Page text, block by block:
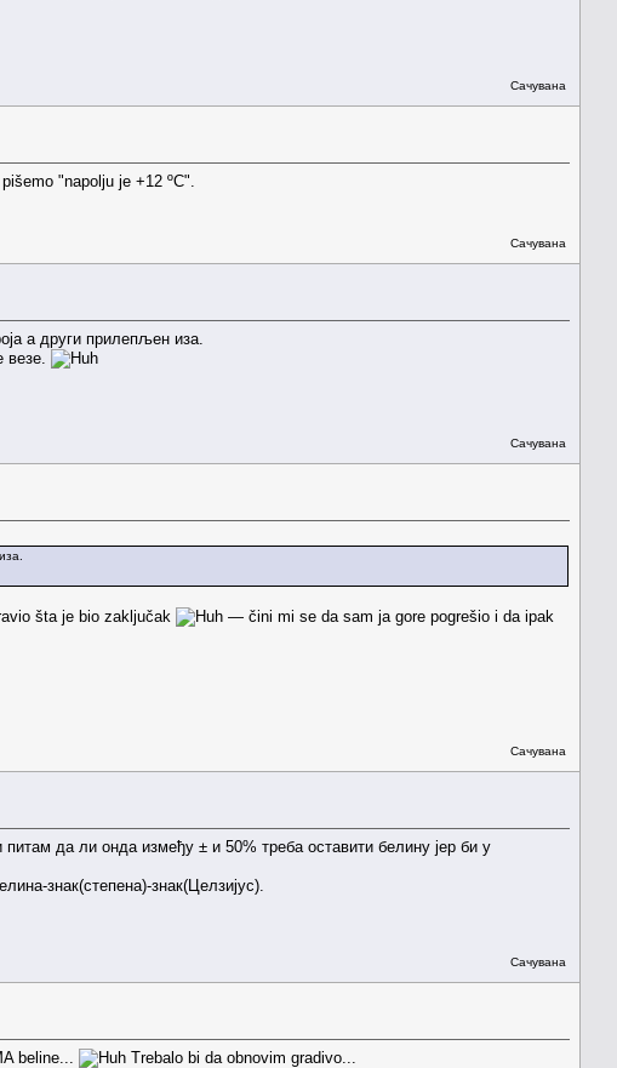
Сачувана
"napolju je +12 ºC".
Сачувана
а други прилепљен иза.
Сачувана
šta je bio zaključak
— čini mi se da sam ja gore pogrešio i da ipak
Сачувана
да ли онда између ± и 50% треба оставити белину јер би у
знак(степена)-знак(Целзијус).
Сачувана
beline... Trebalo bi da obnovim gradivo...